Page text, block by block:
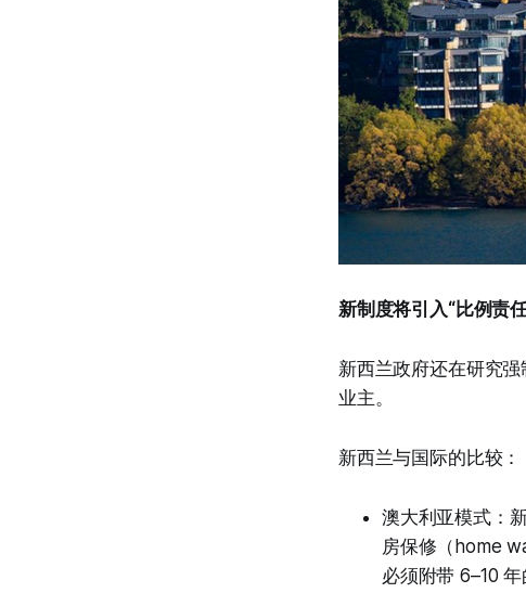
新制度将引入“比例责
新西兰政府还在研究
业主。
新西兰与国际的比较：
澳大利亚模式：
房保修（home
必须附带 6–10